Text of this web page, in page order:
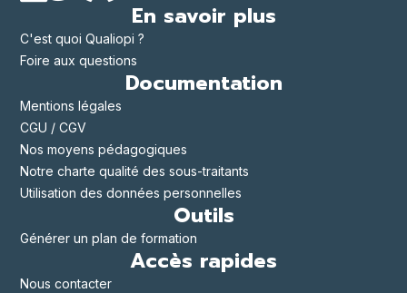
En savoir plus
C'est quoi Qualiopi ?
Foire aux questions
Documentation
Mentions légales
CGU / CGV
Nos moyens pédagogiques
Notre charte qualité des sous-traitants
Utilisation des données personnelles
Outils
Générer un plan de formation
Accès rapides
Nous contacter